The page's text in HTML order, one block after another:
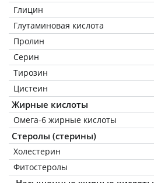
Глицин
Глутаминовая кислота
Пролин
Серин
Тирозин
Цистеин
Жирные кислоты
Омега-6 жирные кислоты
Стеролы (стерины)
Холестерин
Фитостеролы